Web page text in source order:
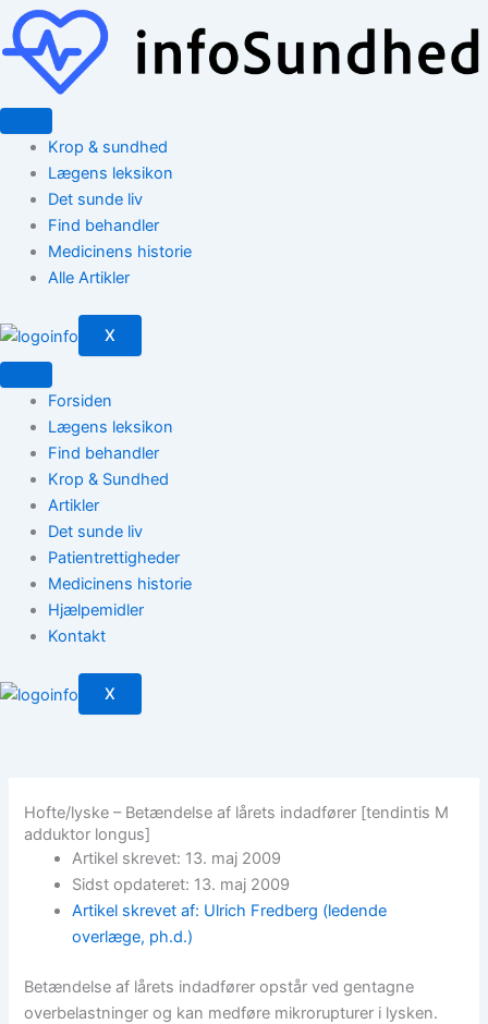
indholdet
Krop & sundhed
Lægens leksikon
Det sunde liv
Find behandler
Medicinens historie
Alle Artikler
X
Forsiden
Lægens leksikon
Find behandler
Krop & Sundhed
Artikler
Det sunde liv
Patientrettigheder
Medicinens historie
Hjælpemidler
Kontakt
X
Hofte/lyske – Betændelse af lårets indadfører [tendintis M
adduktor longus]
Artikel skrevet: 13. maj 2009
Sidst opdateret: 13. maj 2009
Artikel skrevet af: Ulrich Fredberg (ledende
overlæge, ph.d.)
Betændelse af lårets indadfører opstår ved gentagne
overbelastninger og kan medføre mikrorupturer i lysken.